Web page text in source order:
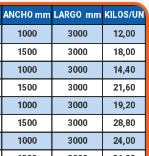
ANCHO mm LARGO mm KILOS/UN
1000 3000
12,00
1500 3000
18,00
1000 3000
14,40
1500 3000
21,60
1000 3000
19,20
1500 3000
28,80
1000 3000
24,00